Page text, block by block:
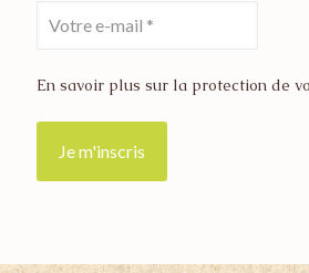
En savoir plus sur la protection de